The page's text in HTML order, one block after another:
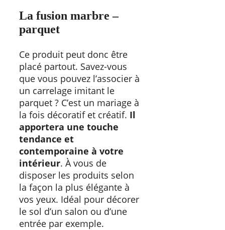
La fusion marbre –
parquet
Ce produit peut donc être
placé partout. Savez-vous
que vous pouvez l’associer à
un carrelage imitant le
parquet ? C’est un mariage à
la fois décoratif et créatif. Il
apportera une touche
tendance et
contemporaine à votre
intérieur. À vous de
disposer les produits selon
la façon la plus élégante à
vos yeux. Idéal pour décorer
le sol d’un salon ou d’une
entrée par exemple.